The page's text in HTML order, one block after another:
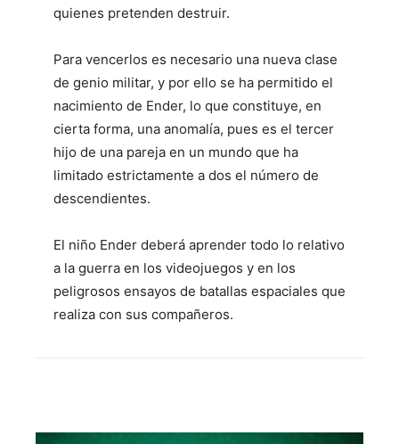
quienes pretenden destruir.
Para vencerlos es necesario una nueva clase
de genio militar, y por ello se ha permitido el
nacimiento de Ender, lo que constituye, en
cierta forma, una anomalía, pues es el tercer
hijo de una pareja en un mundo que ha
limitado estrictamente a dos el número de
descendientes.
El niño Ender deberá aprender todo lo relativo
a la guerra en los videojuegos y en los
peligrosos ensayos de batallas espaciales que
realiza con sus compañeros.